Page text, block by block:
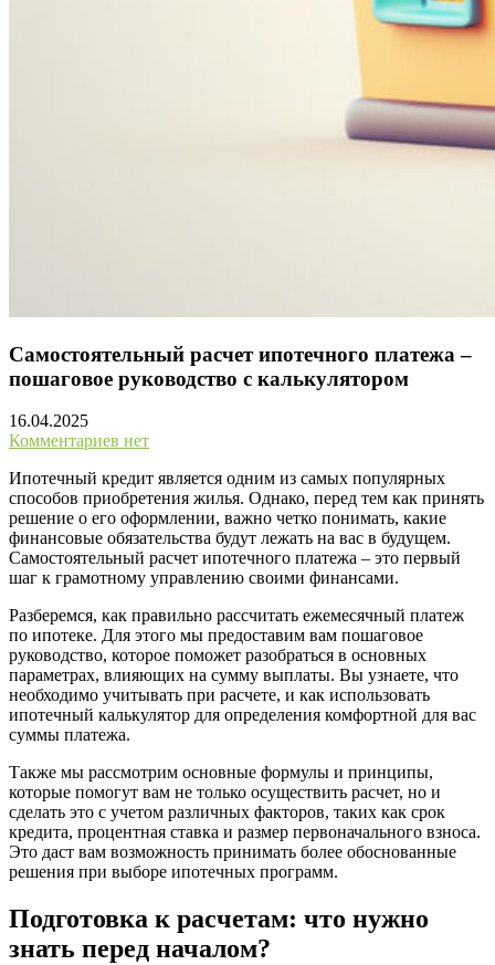
Самостоятельный расчет ипотечного платежа –
пошаговое руководство с калькулятором
16.04.2025
Комментариев нет
Ипотечный кредит является одним из самых популярных
способов приобретения жилья. Однако, перед тем как принять
решение о его оформлении, важно четко понимать, какие
финансовые обязательства будут лежать на вас в будущем.
Самостоятельный расчет ипотечного платежа – это первый
шаг к грамотному управлению своими финансами.
Разберемся, как правильно рассчитать ежемесячный платеж
по ипотеке. Для этого мы предоставим вам пошаговое
руководство, которое поможет разобраться в основных
параметрах, влияющих на сумму выплаты. Вы узнаете, что
необходимо учитывать при расчете, и как использовать
ипотечный калькулятор для определения комфортной для вас
суммы платежа.
Также мы рассмотрим основные формулы и принципы,
которые помогут вам не только осуществить расчет, но и
сделать это с учетом различных факторов, таких как срок
кредита, процентная ставка и размер первоначального взноса.
Это даст вам возможность принимать более обоснованные
решения при выборе ипотечных программ.
Подготовка к расчетам: что нужно
знать перед началом?